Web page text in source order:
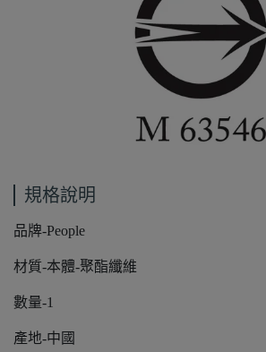
規格說明
品牌-People
材質-本體-聚酯纖維
數量-1
產地-中國